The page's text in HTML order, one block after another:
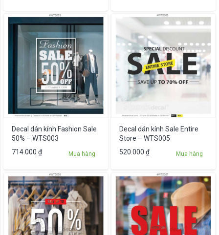
Decal dán kính Fashion Sale
50% – WTS003
714.000 ₫ Mua hàng
Decal dán kính Sale Entire
Store – WTS005
520.000 ₫ Mua hàng